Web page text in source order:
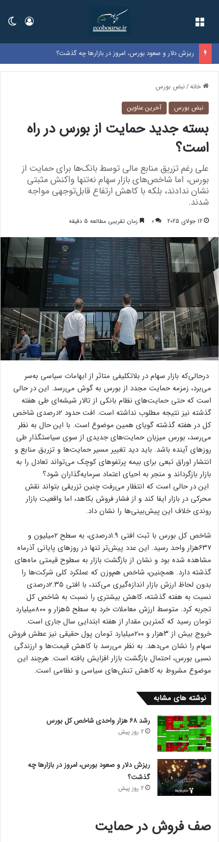
ورود
ریزش دلار و صعود بورس، امروز در بازارها چه گذشت؟
خانه/نبض بورس
نبض بورس آخرین عناوین
بسته جدید حمایت از بورس در راه
است؟
علی رغم تزریق منابع مالی توسط بانک‌ها برای حمایت از
بورس، اما شاخص‌‌‌های بازار سهام نه‌‌‌تنها واکنش مثبتی
نشان ندادند، بلکه با کاهش ارتفاع قابل‌توجهی مواجه
شدند.
12 جولای 2025 0 زمان تقریبی مطالعه 5 دقیقه
درحالی‌که بازار سهام در بلاتکلیفی متاثر از ابهامات سیاسی به‌سر
می‌برد، زمزمه حمایت مجدد از بورس به گوش می‌رسد. این در حالی
است که حتی حمایت‌های نظام بانکی از تالار شیشه‌ای طی هفته
گذشته نیز نتیجه مطلوب نداشته است. افت حدود ۲درصدی شاخص
کل در هفته گذشته گویای همین موضوع است. با این حال به نظر
می‌رسد، بورس میزبان حمایت‌های جدیدی از سوی سیاستگذار طی
روزهای آینده باشد. باید دید تغییر مسیر حمایت‌ها و تزریق منابع و
انتشار اوراق تبعی برای بیمه پرتفوهای کوچک می‌تواند تعادل را به
بازار بازگرداند و منجر به احیای اعتماد سرمایه‌گذاران شود؟
این در حالی است که انتظار می‌‌‌رفت چنین تزریقی بتواند نقش
محرکی در بازار ایفا کند و از فشار فروش بکاهد، اما واقعیت بازار
روندی خلاف این پیش‌بینی‌‌‌ها را نشان داد.
شاخص کل بورس با ثبت افتی ۱.۹درصدی، به سطح ۲میلیون و
۶۳۷‌هزار واحد رسید. این عدد پیش‌تر تنها در روزهای پایانی آذرماه
مشاهده شده بود و نشان از بازگشت بازار به سطوح قیمتی ماه‌‌‌های
گذشته دارد. همچنین، شاخص هم‌‌‌وزن که عملکرد کلی شرکت‌ها را
بدون لحاظ ارزش بازار اندازه‌‌‌گیری می‌کند، با افتی ۲.۳۵درصدی
نسبت به هفته گذشته، کاهش بیشتری را نسبت به شاخص کل
تجربه کرد. متوسط ارزش معاملات خرد به سطح ۵هزار و ۸۰۰میلیارد
تومان رسید که کمترین مقدار از هفته ابتدایی سال ‌جاری است.
خروج بیش از ۳هزار و ۲۰۰میلیارد تومان پول حقیقی نیز عطش فروش
سهام را نشان می‌دهد. به نظر می‌رسد با کاهش قیمت‌ها و ارزندگی
نسبی بورس، احتمال بازگشت بازار افزایش یافته است. هرچند این
موضوع مشروط به کاهش تنش‌‌‌های سیاسی و نظامی است.
نوشته های مشابه
رشد ۶۸ هزار واحدی شاخص کل بورس
2 روز پیش
ریزش دلار و صعود بورس، امروز در بازارها چه
گذشت؟
2 روز پیش
صف فروش در حمایت